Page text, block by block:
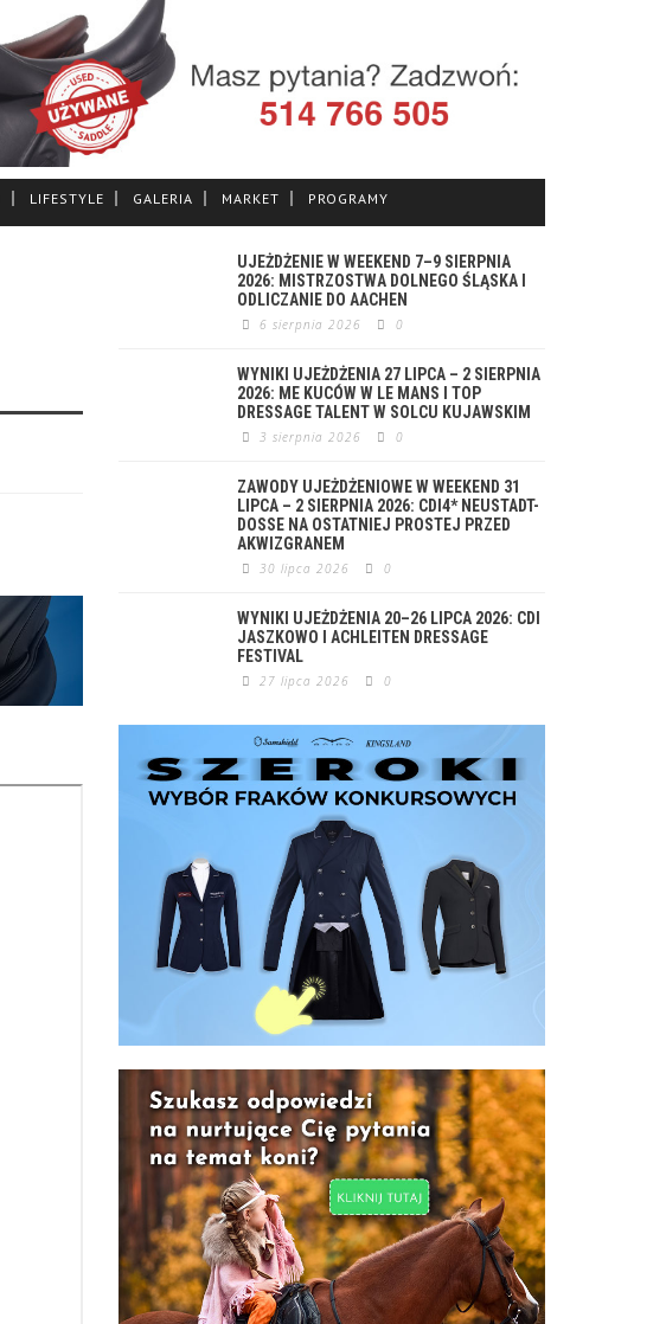
LIFESTYLE GALERIA MARKET PROGRAMY
UJEŻDŻENIE W WEEKEND 7–9 SIERPNIA
2026: MISTRZOSTWA DOLNEGO ŚLĄSKA I
ODLICZANIE DO AACHEN
6 sierpnia 2026 0
WYNIKI UJEŻDŻENIA 27 LIPCA – 2 SIERPNIA
2026: ME KUCÓW W LE MANS I TOP
DRESSAGE TALENT W SOLCU KUJAWSKIM
3 sierpnia 2026 0
ZAWODY UJEŻDŻENIOWE W WEEKEND 31
LIPCA – 2 SIERPNIA 2026: CDI4* NEUSTADT-
DOSSE NA OSTATNIEJ PROSTEJ PRZED
AKWIZGRANEM
30 lipca 2026 0
WYNIKI UJEŻDŻENIA 20–26 LIPCA 2026: CDI
JASZKOWO I ACHLEITEN DRESSAGE
FESTIVAL
27 lipca 2026 0